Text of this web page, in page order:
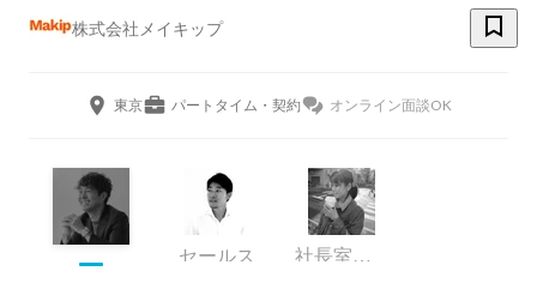
株式会社メイキップ
東京 パートタイム・契約 オンライン面談OK
セールス 社長室 採用担当